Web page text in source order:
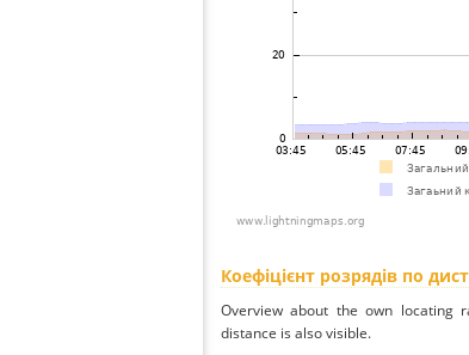
Коефіцієнт розрядів по
Overview about the own locating
distance is also visible.